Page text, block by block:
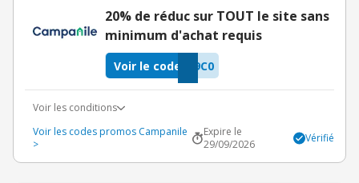
20% de réduc sur TOUT le site sans
minimum d'achat requis
9C0
Voir le code
Voir les conditions
Voir les codes promos Campanile
>
Expire le
29/09/2026
Vérifié